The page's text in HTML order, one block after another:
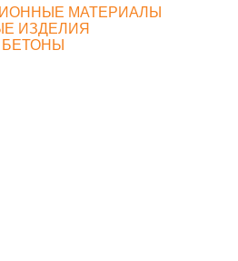
МАТЕРИАЛЫ
ИЗДЕЛИЯ